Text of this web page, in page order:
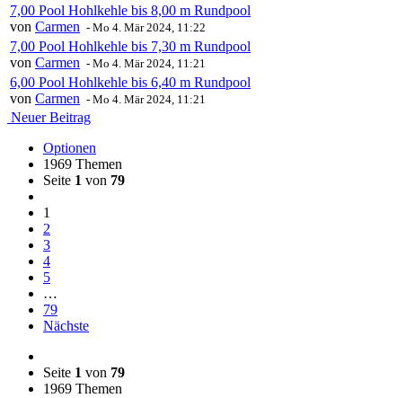
7,00 Pool Hohlkehle bis 8,00 m Rundpool
von Carmen - Mo 4. Mär 2024, 11:22
7,00 Pool Hohlkehle bis 7,30 m Rundpool
von Carmen - Mo 4. Mär 2024, 11:21
6,00 Pool Hohlkehle bis 6,40 m Rundpool
von Carmen - Mo 4. Mär 2024, 11:21
Neuer Beitrag
Optionen
1969 Themen
Seite 1 von 79
1
2
3
4
5
…
79
Nächste
Seite 1 von 79
1969 Themen